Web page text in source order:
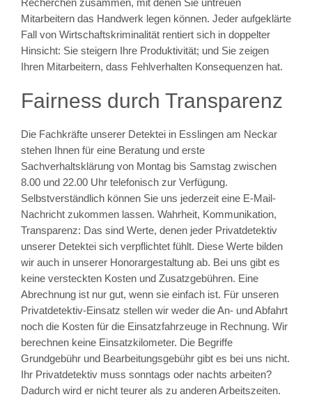
Mitarbeitern das Handwerk legen können. Jeder aufgeklärte
Fall von Wirtschaftskriminalität rentiert sich in doppelter
Hinsicht: Sie steigern Ihre Produktivität; und Sie zeigen
Ihren Mitarbeitern, dass Fehlverhalten Konsequenzen hat.
Fairness durch Transparenz
Die Fachkräfte unserer Detektei in Esslingen am Neckar
stehen Ihnen für eine Beratung und erste
Sachverhaltsklärung von Montag bis Samstag zwischen
8.00 und 22.00 Uhr telefonisch zur Verfügung.
Selbstverständlich können Sie uns jederzeit eine E-Mail-
Nachricht zukommen lassen. Wahrheit, Kommunikation,
Transparenz: Das sind Werte, denen jeder Privatdetektiv
unserer Detektei sich verpflichtet fühlt. Diese Werte bilden
wir auch in unserer Honorargestaltung ab. Bei uns gibt es
keine versteckten Kosten und Zusatzgebühren. Eine
Abrechnung ist nur gut, wenn sie einfach ist. Für unseren
Privatdetektiv-Einsatz stellen wir weder die An- und Abfahrt
noch die Kosten für die Einsatzfahrzeuge in Rechnung. Wir
berechnen keine Einsatzkilometer. Die Begriffe
Grundgebühr und Bearbeitungsgebühr gibt es bei uns nicht.
Ihr Privatdetektiv muss sonntags oder nachts arbeiten?
Dadurch wird er nicht teurer als zu anderen Arbeitszeiten.